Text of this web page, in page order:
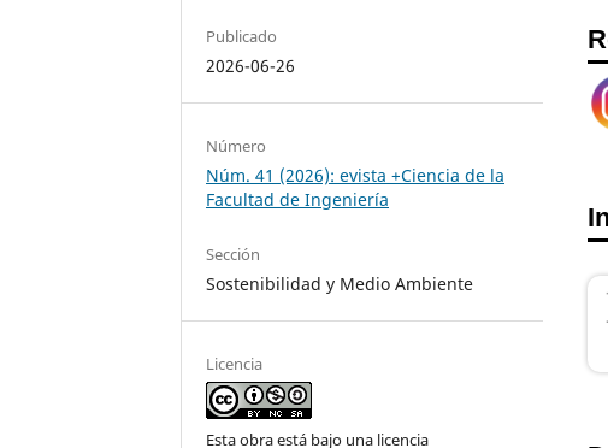
Publicado
2026-06-26
Número
Núm. 41 (2026): evista +Ciencia de la
Facultad de Ingeniería
Sección
Sostenibilidad y Medio Ambiente
Licencia
Esta obra está bajo una licencia